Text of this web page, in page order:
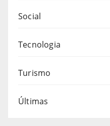
Social
Tecnologia
Turismo
Últimas